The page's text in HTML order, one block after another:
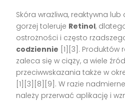
Skóra wrażliwa, reaktywna
gorzej toleruje Retinol,
ostrożności i często
codziennie [1][3]. Produktów
zaleca się w ciąży, a wiele
przeciwwskazania także w
[1][3][8][9]. W razie
należy przerwać aplikację i